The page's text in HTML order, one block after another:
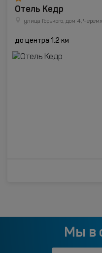
Отель Кедр
улица Горького, дом 4,
до центра 1.2 км
Мы в